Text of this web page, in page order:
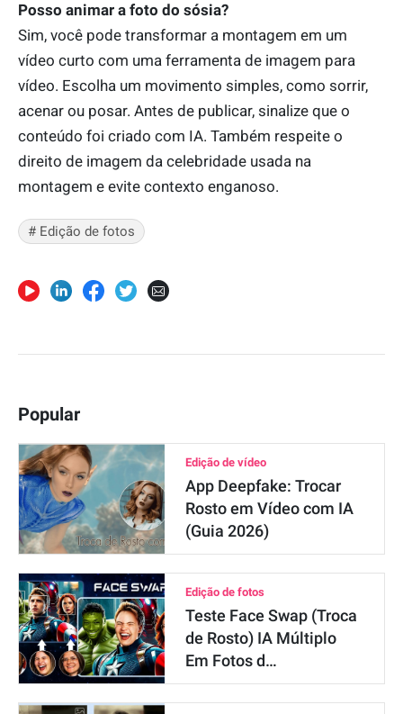
Posso animar a foto do sósia?
Sim, você pode transformar a montagem em um
vídeo curto com uma ferramenta de imagem para
vídeo. Escolha um movimento simples, como sorrir,
acenar ou posar. Antes de publicar, sinalize que o
conteúdo foi criado com IA. Também respeite o
direito de imagem da celebridade usada na
montagem e evite contexto enganoso.
# Edição de fotos
Popular
Edição de vídeo
App Deepfake: Trocar
Rosto em Vídeo com IA
(Guia 2026)
Edição de fotos
Teste Face Swap (Troca
de Rosto) IA Múltiplo
Em Fotos d…